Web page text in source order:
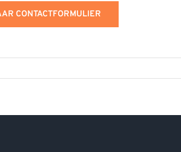
CONTACTFORMULIER